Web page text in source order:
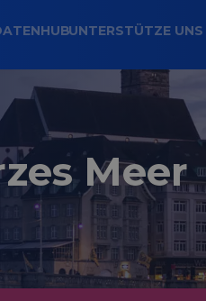
UNTERSTÜTZE UNS
Meer